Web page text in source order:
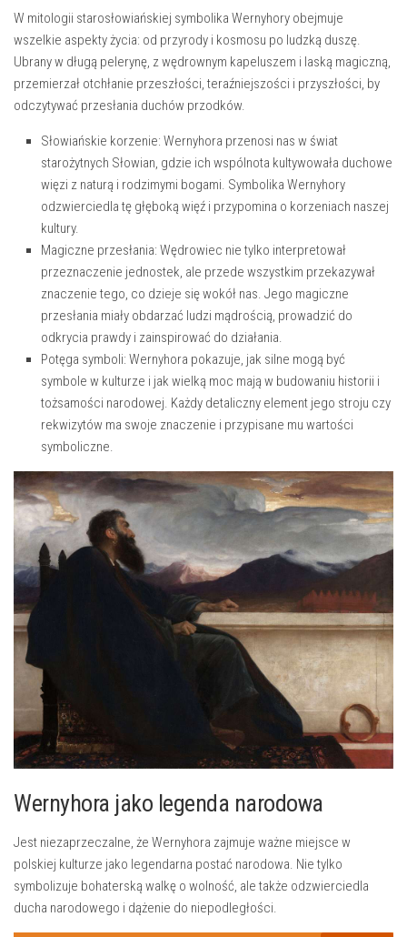
W mitologii ​starosłowiańskiej symbolika ⁢Wernyhory ⁤obejmuje
⁤wszelkie ‍aspekty życia: od ‌przyrody i⁣ kosmosu po⁢ ludzką duszę.
Ubrany⁤ w ⁢długą pelerynę,‌ z wędrownym ⁤kapeluszem ​i​ laską magiczną,
⁢przemierzał ⁢otchłanie przeszłości, ‍teraźniejszości i ‍przyszłości, by⁤
odczytywać ⁣przesłania duchów⁣ przodków.
Słowiańskie korzenie: ​Wernyhora ​przenosi‌ nas w świat
starożytnych Słowian, gdzie ich wspólnota ​kultywowała duchowe‍
więzi‍ z naturą i ‌rodzimymi​ bogami. Symbolika Wernyhory
odzwierciedla tę głęboką więź⁣ i przypomina​ o korzeniach ⁣naszej
kultury.
Magiczne ⁣przesłania: Wędrowiec nie‌ tylko interpretował
przeznaczenie jednostek, ‌ale​ przede wszystkim ​przekazywał
znaczenie ⁣tego, ⁢co dzieje się‌ wokół nas. Jego magiczne
przesłania​ miały obdarzać ludzi mądrością, prowadzić do
odkrycia prawdy i zainspirować do działania.
Potęga symboli: Wernyhora pokazuje,​ jak silne mogą być
symbole ⁢w kulturze⁤ i jak wielką moc mają⁣ w ‍budowaniu​ historii i‍
tożsamości narodowej. Każdy⁤ detaliczny element jego stroju⁤ czy⁤
rekwizytów​ ma swoje znaczenie i przypisane mu wartości
symboliczne.
Wernyhora jako legenda narodowa
Jest niezaprzeczalne, że Wernyhora zajmuje ważne​ miejsce⁤ w
polskiej⁣ kulturze jako legendarna postać narodowa. Nie tylko
symbolizuje bohaterską walkę ‌o wolność, ale⁢ także ‌odzwierciedla
ducha narodowego i dążenie do niepodległości.